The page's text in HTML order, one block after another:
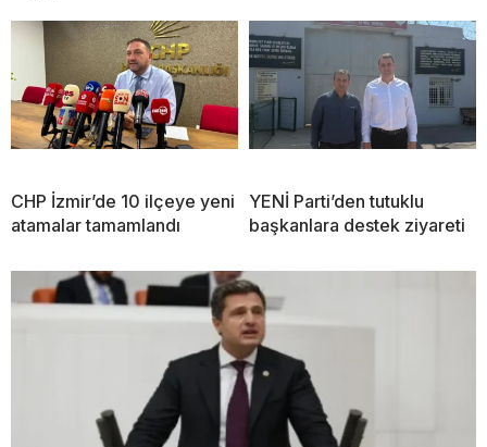
CHP İzmir’de 10 ilçeye yeni
atamalar tamamlandı
YENİ Parti’den tutuklu
başkanlara destek ziyareti